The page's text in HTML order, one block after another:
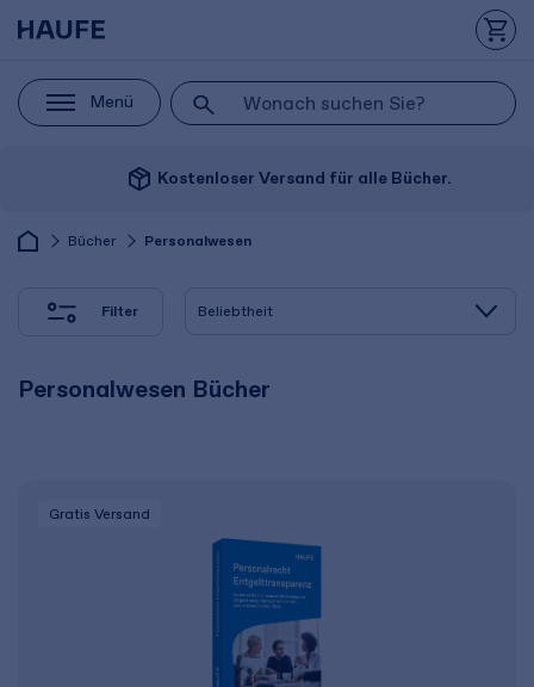
Menü
package_2 Kostenloser Versand für alle Bücher.
Bücher Personalwesen
Filter
Personalwesen Bücher
Gratis Versand